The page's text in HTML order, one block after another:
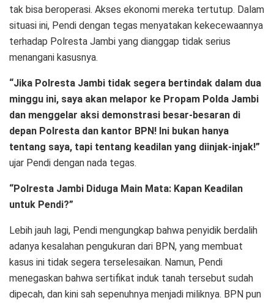
tak bisa beroperasi. Akses ekonomi mereka tertutup. Dalam
situasi ini, Pendi dengan tegas menyatakan kekecewaannya
terhadap Polresta Jambi yang dianggap tidak serius
menangani kasusnya.
“Jika Polresta Jambi tidak segera bertindak dalam dua
minggu ini, saya akan melapor ke Propam Polda Jambi
dan menggelar aksi demonstrasi besar-besaran di
depan Polresta dan kantor BPN! Ini bukan hanya
tentang saya, tapi tentang keadilan yang diinjak-injak!”
ujar Pendi dengan nada tegas.
“Polresta Jambi Diduga Main Mata: Kapan Keadilan
untuk Pendi?”
Lebih jauh lagi, Pendi mengungkap bahwa penyidik berdalih
adanya kesalahan pengukuran dari BPN, yang membuat
kasus ini tidak segera terselesaikan. Namun, Pendi
menegaskan bahwa sertifikat induk tanah tersebut sudah
dipecah, dan kini sah sepenuhnya menjadi miliknya. BPN pun